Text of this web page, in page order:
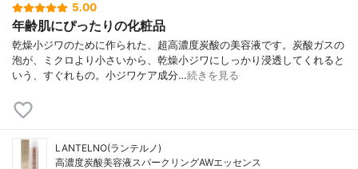
5.00
年齢肌にぴったりの化粧品
乾燥小ジワのために作られた、超高濃度炭酸の美容液です。炭酸ガスの
泡が、ミクロより小さいから、乾燥小ジワにしっかり浸透してくれると
いう、すぐれもの。小ジワケア成分…続きを見る
LANTELNO(ランテルノ)
高濃度炭酸美容液スパークリングAWエッセンス